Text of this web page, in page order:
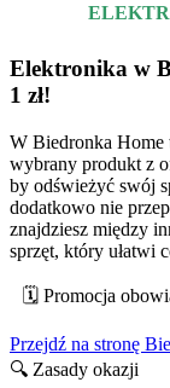
Elektronika w
1 zł!
W Biedronka
wybrany produkt z
by odświeżyć swój
dodatkowo nie
znajdziesz między
sprzęt, który ułatwi
🗓️ Promocja
Przejdź na stronę
🔍 Zasady okazji